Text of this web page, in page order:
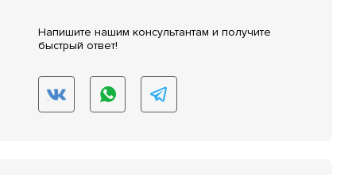
Напишите нашим консультантам и получите
быстрый ответ!